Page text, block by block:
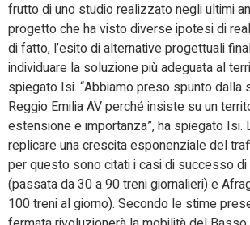
frutto di uno studio realizzato negli ultimi
progetto che ha visto diverse ipotesi di
di fatto, l’esito di alternative progettuali
individuare la soluzione più adeguata al
spiegato Isi. “Abbiamo preso spunto dalla
Reggio Emilia AV perché insiste su un
estensione e importanza”, ha spiegato Isi.
replicare una crescita esponenziale del
per questo sono citati i casi di successo di
(passata da 30 a 90 treni giornalieri) e
100 treni al giorno). Secondo le stime